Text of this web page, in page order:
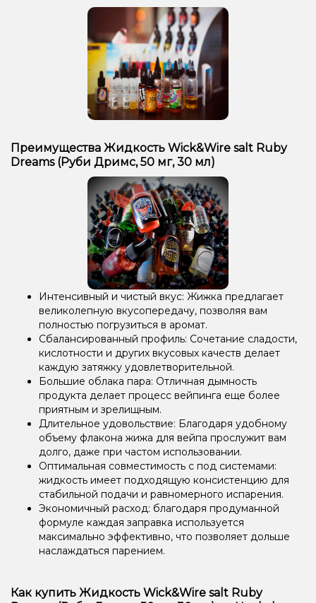
Преимущества Жидкость Wick&Wire salt Ruby
Dreams (Руби Дримс, 50 мг, 30 мл)
Интенсивный и чистый вкус: Жижка предлагает
великолепную вкусопередачу, позволяя вам
полностью погрузиться в аромат.
Сбалансированный профиль: Сочетание сладости,
кислотности и других вкусовых качеств делает
каждую затяжку удовлетворительной.
Большие облака пара: Отличная дымность
продукта делает процесс вейпинга еще более
приятным и зрелищным.
Длительное удовольствие: Благодаря удобному
объему флакона жижа для вейпа прослужит вам
долго, даже при частом использовании.
Оптимальная совместимость с под системами:
жидкость имеет подходящую консистенцию для
стабильной подачи и равномерного испарения.
Экономичный расход: благодаря продуманной
формуле каждая заправка используется
максимально эффективно, что позволяет дольше
наслаждаться парением.
Как купить Жидкость Wick&Wire salt Ruby